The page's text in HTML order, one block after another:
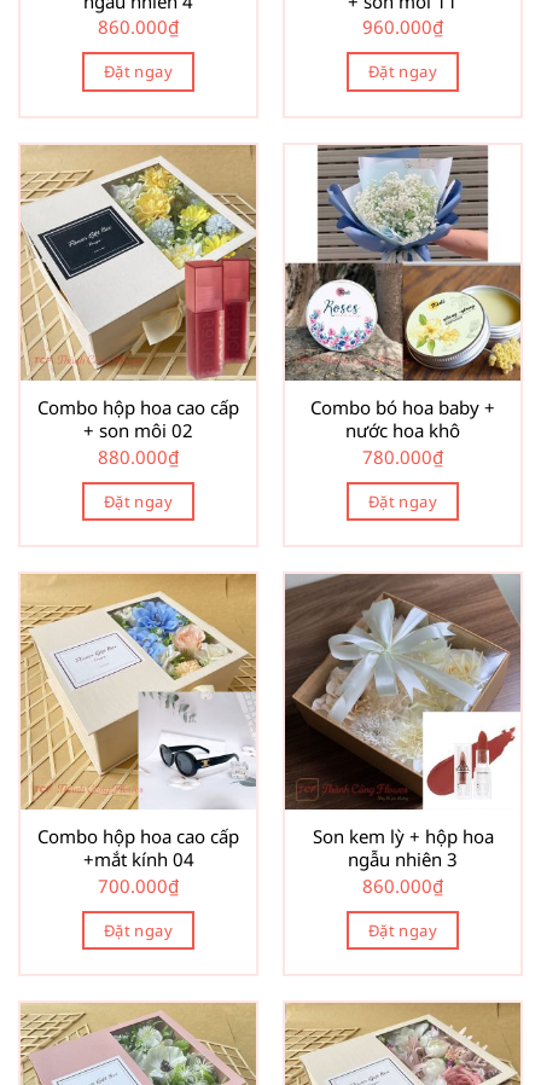
860.000₫
Đặt ngay
960.000₫
Đặt ngay
Combo hộp hoa cao cấp
+ son môi 02
880.000₫
Đặt ngay
Combo bó hoa baby +
nước hoa khô
780.000₫
Đặt ngay
Combo hộp hoa cao cấp
+mắt kính 04
700.000₫
Đặt ngay
Son kem lỳ + hộp hoa
ngẫu nhiên 3
860.000₫
Đặt ngay